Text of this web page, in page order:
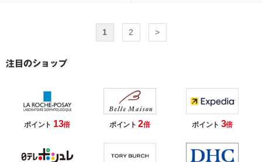
1 2 >
ポイント 13倍 ポイント2倍 ポイント 3倍